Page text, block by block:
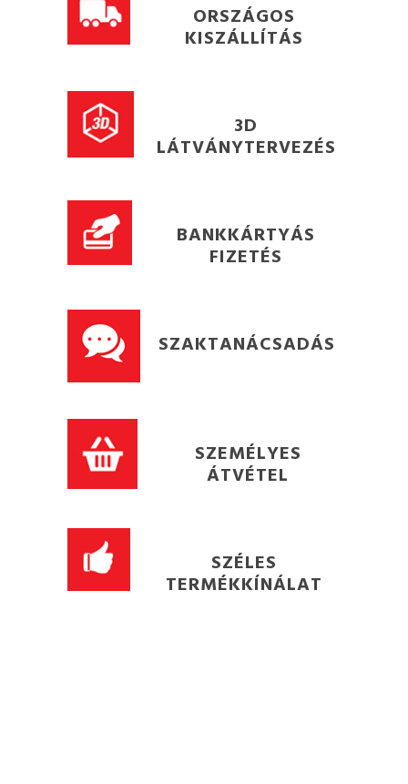
ORSZÁGOS
KISZÁLLÍTÁS
3D
LÁTVÁNYTERVEZÉS
BANKKÁRTYÁS
FIZETÉS
SZAKTANÁCSADÁS
SZEMÉLYES
ÁTVÉTEL
SZÉLES
TERMÉKKÍNÁLAT